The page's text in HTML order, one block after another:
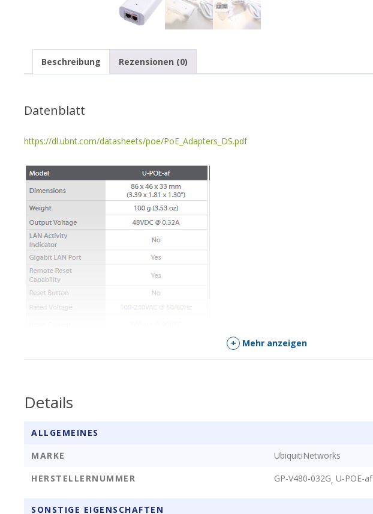
Beschreibung Rezensionen (0)
Datenblatt
https://dl.ubnt.com/datasheets/poe/PoE_Adapters_DS.pdf
+ Mehr anzeigen
Details
ALLGEMEINES
MARKE
UbiquitiNetworks
HERSTELLERNUMMER
GP-V480-032G, U-POE-af
SONSTIGE EIGENSCHAFTEN